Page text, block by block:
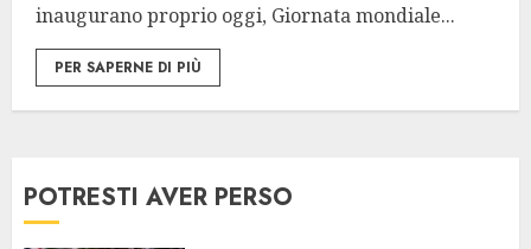
inaugurano proprio oggi, Giornata mondiale...
PER SAPERNE DI PIÙ
POTRESTI AVER PERSO